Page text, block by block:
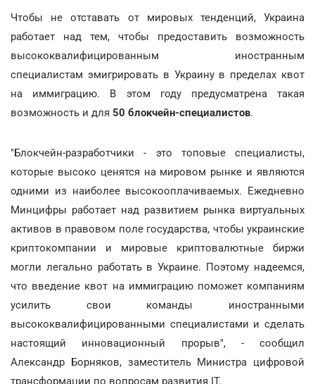
Чтобы не отставать от мировых тенденций, Украина
работает над тем, чтобы предоставить возможность
высококвалифицированным иностранным
специалистам эмигрировать в Украину в пределах квот
на иммиграцию. В этом году предусматрена такая
возможность и для 50 блокчейн-специалистов.
"Блокчейн-разработчики - это топовые специалисты,
которые высоко ценятся на мировом рынке и являются
одними из наиболее высокооплачиваемых. Ежедневно
Минцифры работает над развитием рынка виртуальных
активов в правовом поле государства, чтобы украинские
криптокомпании и мировые криптовалютные биржи
могли легально работать в Украине. Поэтому надеемся,
что введение квот на иммиграцию поможет компаниям
усилить свои команды иностранными
высококвалифицированными специалистами и сделать
настоящий инновационный прорыв", - сообщил
Александр Борняков, заместитель Министра цифровой
трансформации по вопросам развития IT.